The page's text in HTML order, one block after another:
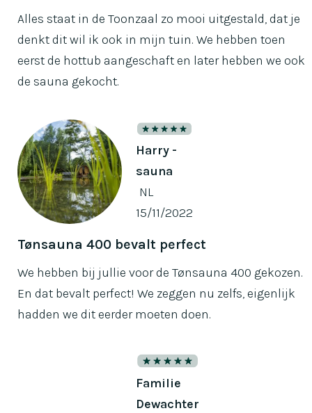
Alles staat in de Toonzaal zo mooi uitgestald, dat je
denkt dit wil ik ook in mijn tuin. We hebben toen
eerst de hottub aangeschaft en later hebben we ook
de sauna gekocht.
Harry -
sauna
NL
15/11/2022
Tønsauna 400 bevalt perfect
We hebben bij jullie voor de Tønsauna 400 gekozen.
En dat bevalt perfect! We zeggen nu zelfs, eigenlijk
hadden we dit eerder moeten doen.
Familie
Dewachter